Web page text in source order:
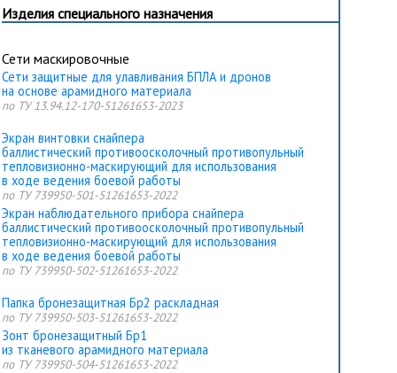
Изделия специального назначения
Сети маскировочные
Сети защитные для улавливания БПЛА и дронов
на основе арамидного материала
по ТУ 13.94.12-170-51261653-2023
Экран винтовки снайпера
баллистический противоосколочный противопульный
тепловизионно-маскирующий для использования
в ходе ведения боевой работы
по ТУ 739950-501-51261653-2022
Экран наблюдательного прибора снайпера
баллистический противоосколочный противопульный
тепловизионно-маскирующий для использования
в ходе ведения боевой работы
по ТУ 739950-502-51261653-2022
Папка бронезащитная Бр2 раскладная
по ТУ 739950-503-51261653-2022
Зонт бронезащитный Бр1
из тканевого арамидного материала
по ТУ 739950-504-51261653-2022